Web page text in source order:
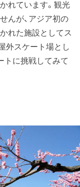
れています。観光
んが、アジア初の
れた施設としてス
外スケート場とし
トに挑戦してみて